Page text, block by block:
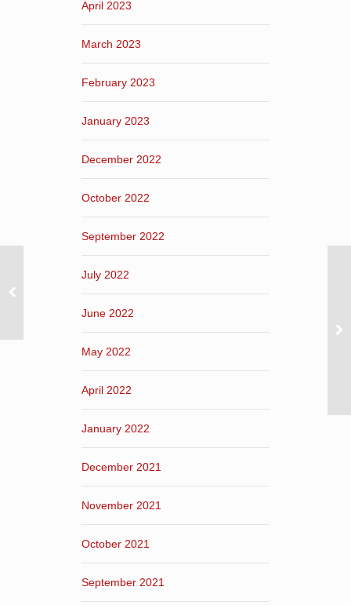
April 2023
March 2023
February 2023
January 2023
December 2022
October 2022
September 2022
July 2022
June 2022
May 2022
April 2022
January 2022
December 2021
November 2021
October 2021
September 2021